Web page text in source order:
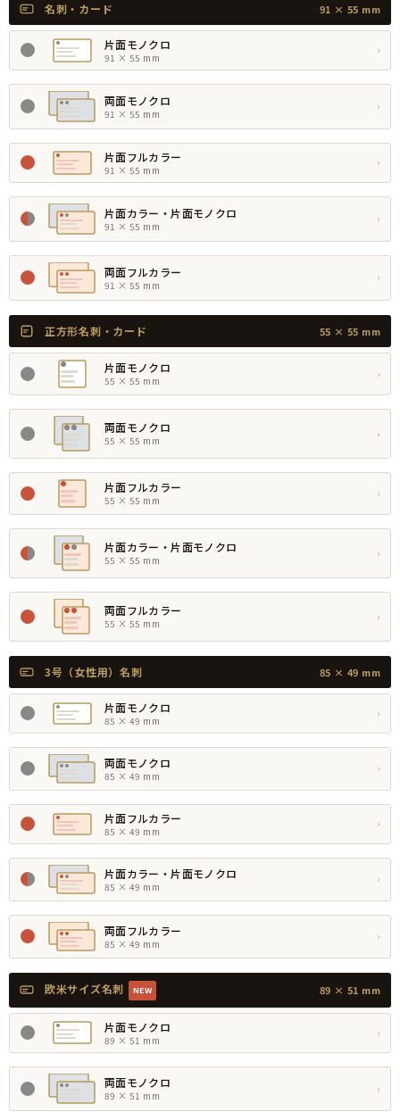
名刺・カード 91 × 55 mm
片面モノクロ
91 × 55 mm
›
両面モノクロ
91 × 55 mm
›
片面フルカラー
91 × 55 mm
›
片面カラー・片面モノクロ
91 × 55 mm
›
両面フルカラー
91 × 55 mm
›
正方形名刺・カード 55 × 55 mm
片面モノクロ
55 × 55 mm
›
両面モノクロ
55 × 55 mm
›
片面フルカラー
55 × 55 mm
›
片面カラー・片面モノクロ
55 × 55 mm
›
両面フルカラー
55 × 55 mm
›
3号（女性用）名刺 85 × 49 mm
片面モノクロ
85 × 49 mm
›
両面モノクロ
85 × 49 mm
›
片面フルカラー
85 × 49 mm
›
片面カラー・片面モノクロ
85 × 49 mm
›
両面フルカラー
85 × 49 mm
›
欧米サイズ名刺 NEW 89 × 51 mm
片面モノクロ
89 × 51 mm
›
両面モノクロ
89 × 51 mm
›